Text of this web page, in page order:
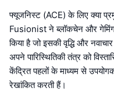
फ्यूजनिस्ट (ACE) के लिए क्या
Fusionist ने ब्लॉकचेन और गेमिंग
किया है जो इसकी वृद्धि और
अपने पारिस्थितिकी तंत्र को
केंद्रित पहलों के माध्यम से
रेखांकित करती हैं।